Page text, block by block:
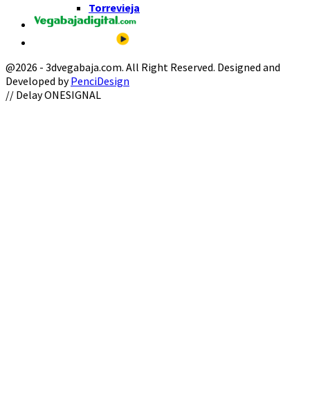
Torrevieja
@2026 - 3dvegabaja.com. All Right Reserved. Designed and
Developed byPenciDesign
Facebook
Twitter
Instagram
Youtube
Email
// Delay ONESIGNAL